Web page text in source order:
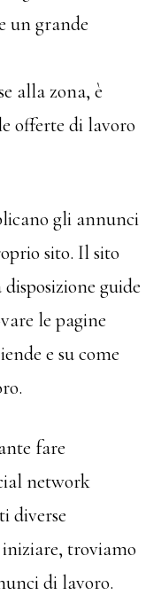
un grande
alla zona, è
offerte di lavoro
gli annunci
sito. Il sito
guide
le pagine
e su come
fare
network
diverse
troviamo
di lavoro.